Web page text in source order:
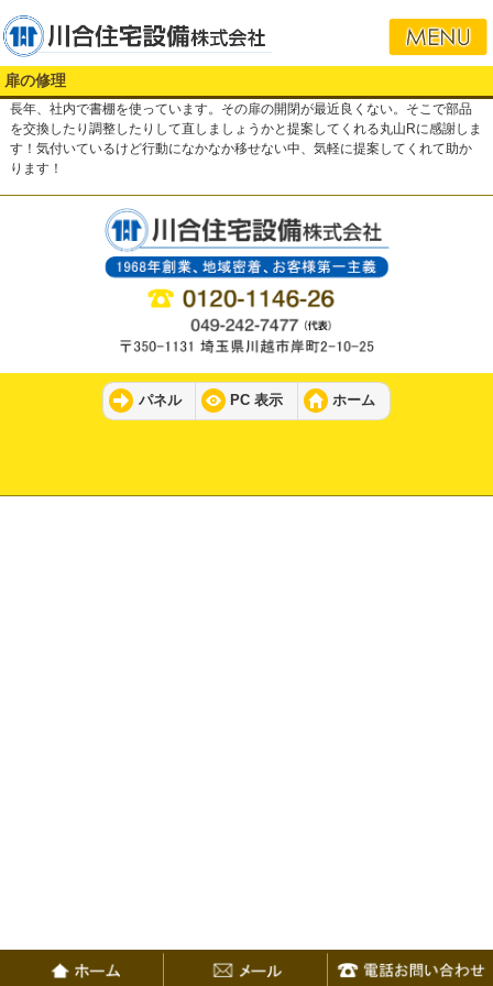
扉の修理
長年、社内で書棚を使っています。その扉の開閉が最近良くない。そこで部品
を交換したり調整したりして直しましょうかと提案してくれる丸山Rに感謝しま
す！気付いているけど行動になかなか移せない中、気軽に提案してくれて助か
ります！
パネル PC 表示 ホーム